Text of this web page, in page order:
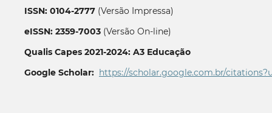
ISSN: 0104-2777(Versão Impressa)
eISSN: 2359-7003(Versão On-line)
Qualis Capes 2021-2024: A3 Educação
Google Scholar: https://scholar.google.com.br/